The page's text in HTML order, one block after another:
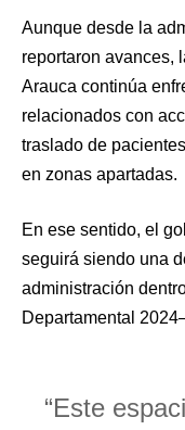
Aunque desde la
reportaron avances,
Arauca continúa
relacionados con
traslado de
en zonas apartadas.
En ese sentido, el
seguirá siendo una
administración
Departamental
“Este